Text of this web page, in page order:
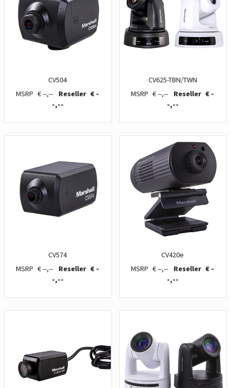
CV504
€ --,--
€ -
-,--
CV625-TBN/TWN
€ --,--
€ -
-,--
CV574
€ --,--
€ -
-,--
CV420e
€ --,--
€ -
-,--